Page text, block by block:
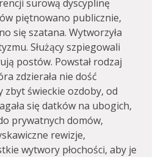
surową dyscyplinę
piętnowano publicznie,
się szatana. Wytworzyła
Służący szpiegowali
postów. Powstał rodzaj
zdzierała nie dość
zbyt świeckie ozdoby, od
się datków na ubogich,
prywatnych domów,
rewizje,
wytwory płochości, aby je